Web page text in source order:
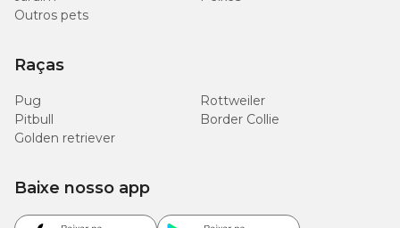
Outros pets
Raças
Pug
Rottweiler
Pitbull
Border Collie
Golden retriever
Baixe nosso app